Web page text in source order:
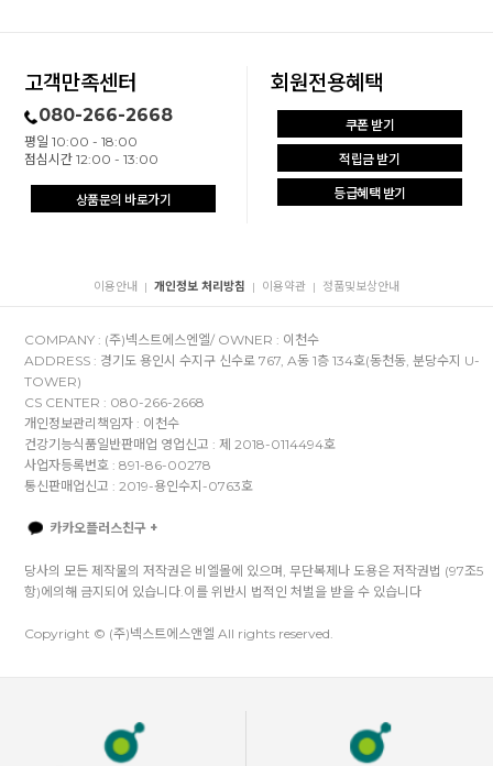
고객만족센터
080-266-2668
평일 10:00 - 18:00
점심시간 12:00 - 13:00
상품문의 바로가기
회원전용혜택
쿠폰 받기
적립금 받기
등급혜택 받기
이용안내 | 개인정보 처리방침 | 이용약관 | 정품및보상안내
COMPANY : (주)넥스트에스엔엘/ OWNER : 이천수
ADDRESS : 경기도 용인시 수지구 신수로 767, A동 1층 134호(동천동, 분당수지 U-
TOWER)
CS CENTER : 080-266-2668
개인정보관리책임자 : 이천수
건강기능식품일반판매업 영업신고 : 제 2018-0114494호
사업자등록번호 : 891-86-00278
통신판매업신고 : 2019-용인수지-0763호
카카오플러스친구 +
당사의 모든 제작물의 저작권은 비엘몰에 있으며, 무단복제나 도용은 저작권법 (97조5
항)에의해 금지되어 있습니다.이를 위반시 법적인 처벌을 받을 수 있습니다
Copyright © (주)넥스트에스앤엘 All rights reserved.